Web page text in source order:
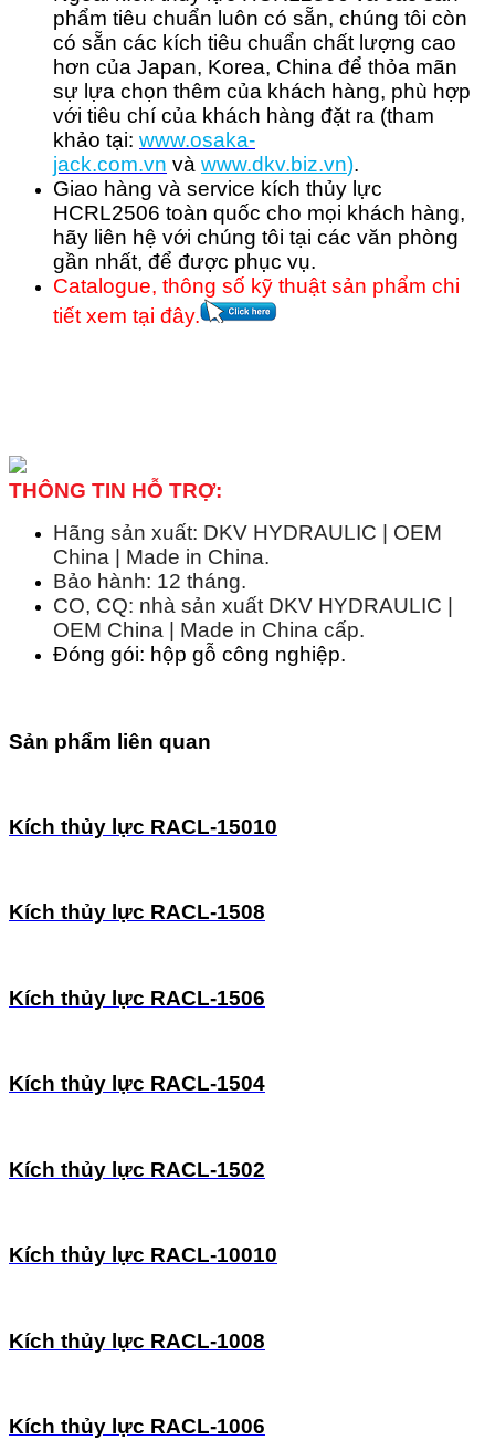
phẩm tiêu chuẩn luôn có sẵn, chúng tôi còn
có sẵn các kích tiêu chuẩn chất lượng cao
hơn của Japan, Korea, China để thỏa mãn
sự lựa chọn thêm của khách hàng, phù hợp
với tiêu chí của khách hàng đặt ra (tham
khảo tại: www.osaka-
jack.com.vn và www.dkv.biz.vn).
Giao hàng và service kích thủy lực
HCRL2506 toàn quốc cho mọi khách hàng,
hãy liên hệ với chúng tôi tại các văn phòng
gần nhất, để được phục vụ.
Catalogue, thông số kỹ thuật sản phẩm chi
tiết xem tại đây.
THÔNG TIN HỖ TRỢ:
Hãng sản xuất: DKV HYDRAULIC | OEM
China | Made in China.
Bảo hành: 12 tháng.
CO, CQ: nhà sản xuất DKV HYDRAULIC |
OEM China | Made in China cấp.
Đóng gói: hộp gỗ công nghiệp.
Sản phẩm liên quan
Kích thủy lực RACL-15010
Kích thủy lực RACL-1508
Kích thủy lực RACL-1506
Kích thủy lực RACL-1504
Kích thủy lực RACL-1502
Kích thủy lực RACL-10010
Kích thủy lực RACL-1008
Kích thủy lực RACL-1006